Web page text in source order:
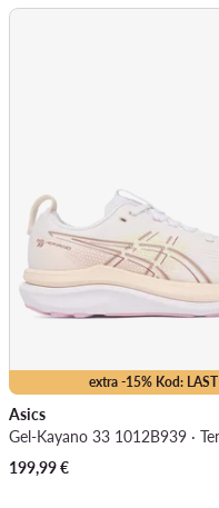
extra -15% Kod: LAST
Asics
199,99€